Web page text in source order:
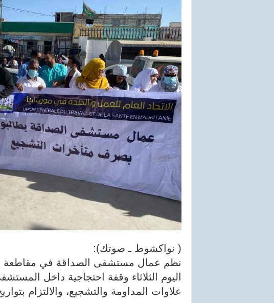
( نواكشوط ـ صوتك):
نظم عمال مستشفى الصداقة في مقاطعة
اليوم الثلاثاء وقفة احتجاجية داخل
علاوات المداومة والتشجيع، والالتزام